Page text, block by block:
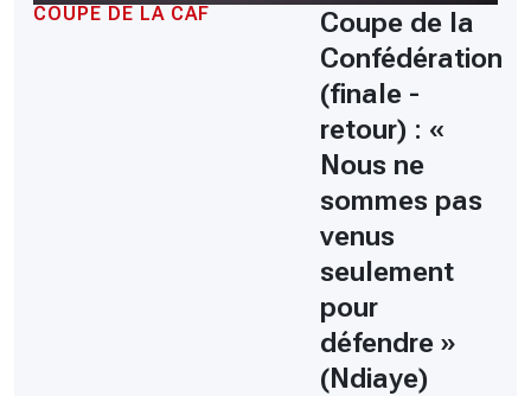
COUPE DE LA CAF
Coupe de la
Confédération
(finale -
retour) : «
Nous ne
sommes pas
venus
seulement
pour
défendre »
(Ndiaye)